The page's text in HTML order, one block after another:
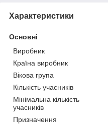
Характеристики
Основні
Виробник
Країна виробник
Вікова група
Кількість учасників
Мінімальна кількість
учасників
Призначення